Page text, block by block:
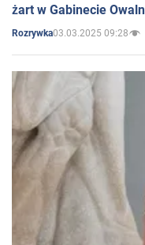
żart w Gabinecie
Rozrywka03.03.2025 09:28